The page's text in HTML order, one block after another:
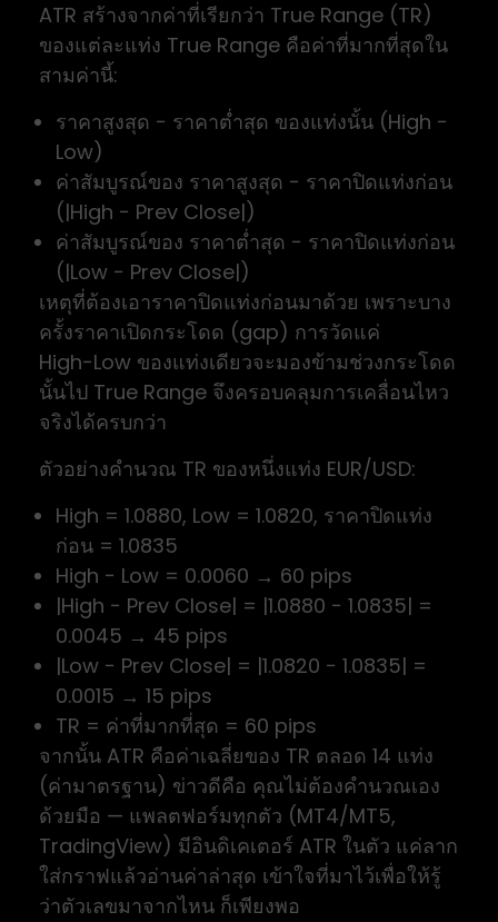
ATR สร้างจากค่าที่เรียกว่า True Range (TR)
ของแต่ละแท่ง True Range คือค่าที่มากที่สุดใน
สามค่านี้:
ราคาสูงสุด − ราคาต่ำสุด ของแท่งนั้น (High −
Low)
ค่าสัมบูรณ์ของ ราคาสูงสุด − ราคาปิดแท่งก่อน
(|High − Prev Close|)
ค่าสัมบูรณ์ของ ราคาต่ำสุด − ราคาปิดแท่งก่อน
(|Low − Prev Close|)
เหตุที่ต้องเอาราคาปิดแท่งก่อนมาด้วย เพราะบาง
ครั้งราคาเปิดกระโดด (gap) การวัดแค่
High−Low ของแท่งเดียวจะมองข้ามช่วงกระโดด
นั้นไป True Range จึงครอบคลุมการเคลื่อนไหว
จริงได้ครบกว่า
ตัวอย่างคำนวณ TR ของหนึ่งแท่ง EUR/USD:
High = 1.0880, Low = 1.0820, ราคาปิดแท่ง
ก่อน = 1.0835
High − Low = 0.0060 → 60 pips
|High − Prev Close| = |1.0880 − 1.0835| =
0.0045 → 45 pips
|Low − Prev Close| = |1.0820 − 1.0835| =
0.0015 → 15 pips
TR = ค่าที่มากที่สุด = 60 pips
จากนั้น ATR คือค่าเฉลี่ยของ TR ตลอด 14 แท่ง
(ค่ามาตรฐาน) ข่าวดีคือ คุณไม่ต้องคำนวณเอง
ด้วยมือ — แพลตฟอร์มทุกตัว (MT4/MT5,
TradingView) มีอินดิเคเตอร์ ATR ในตัว แค่ลาก
ใส่กราฟแล้วอ่านค่าล่าสุด เข้าใจที่มาไว้เพื่อให้รู้
ว่าตัวเลขมาจากไหน ก็เพียงพอ